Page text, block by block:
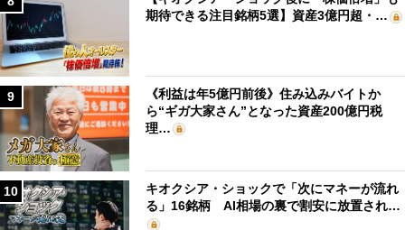
期待できる注目銘柄5選】資産3億円超・…
9
《利益は年5億円前後》住み込みバイトか
ら“ギガ大家さん”となった資産200億円税
理…
10
キオクシア・ショックで「次にマネーが流れ
る」16銘柄 AI相場の裏で割安に放置され…